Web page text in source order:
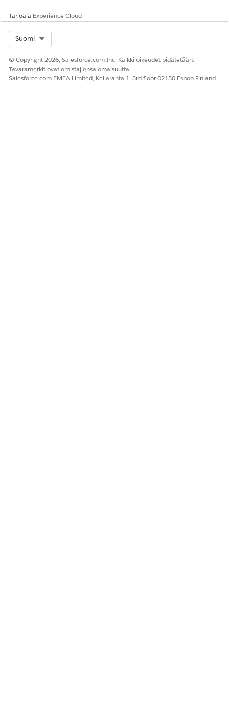
orkestrointitunniste, kuten
ja liideille
Syötä yksilöllinen orkestroinnin API-nimi.
Tallenna ja aktivoi kulku.
Tarjoaja Experience Cloud
Suomi
© Copyright 2026, Salesforce.com Inc. Kaikki oikeudet pidätetään.
Tavaramerkit ovat omistajiensa omaisuutta.
Salesforce.com EMEA Limited, Keilaranta 1, 3rd floor 02150 Espoo Finland